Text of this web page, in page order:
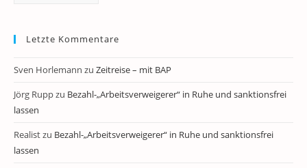
Letzte Kommentare
Sven Horlemann zu Zeitreise – mit BAP
Jörg Ruppzu Bezahl-„Arbeitsverweigerer“ in Ruhe und sanktionsfrei
lassen
Realistzu Bezahl-„Arbeitsverweigerer“ in Ruhe und sanktionsfrei
lassen